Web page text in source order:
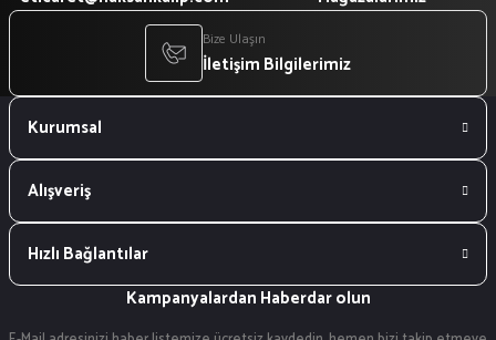
Bize Ulaşın
İletişim Bilgilerimiz
Kurumsal
Alışveriş
Hızlı Bağlantılar
Kampanyalardan Haberdar olun